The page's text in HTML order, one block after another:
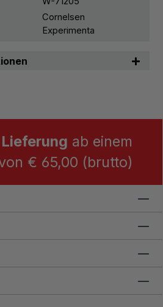
Cornelsen
Experimenta
ab einem
€ 65,00 (brutto)